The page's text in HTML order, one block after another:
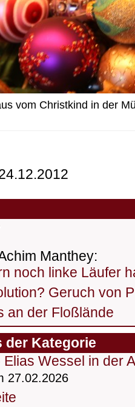
vom Christkind in der
Manthey:
noch linke Läufer
Geruch von
an der Floßlände
der Kategorie
Elias Wessel in der
27.02.2026